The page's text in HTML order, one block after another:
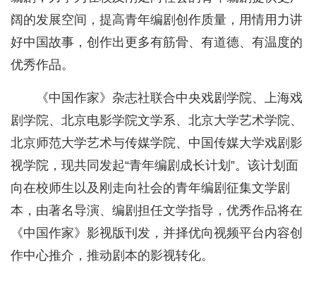
阔的发展空间，提高青年编剧创作质量，用情用力讲
好中国故事，创作出更多有筋骨、有道德、有温度的
优秀作品。
《中国作家》杂志社联合中央戏剧学院、上海戏
剧学院、北京电影学院文学系、北京大学艺术学院、
北京师范大学艺术与传媒学院、中国传媒大学戏剧影
视学院，现共同发起“青年编剧成长计划”。该计划面
向在校师生以及刚走向社会的青年编剧征集文学剧
本，由著名导演、编剧担任文学指导，优秀作品将在
《中国作家》影视版刊发，并择优向视频平台内容创
作中心推介，推动剧本的影视转化。